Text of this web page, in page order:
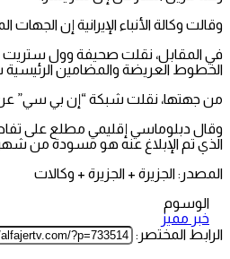
وقالت وكالة الأنباء الإيرانية إن
في المقابل، نقلت صحيفة وول ستريت
الخطوط العريضة والمضامين الرئيسية
من جهتها، نقلت شبكة “إن بي سي” عن
الذي تم الإبلاغ عنه هو مسودة من شهر
المصدر: الجزيرة + الجزيرة + وكالات
الوسوم
خبر مميز
الرابط المختصر: